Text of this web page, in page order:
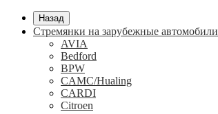
Назад
Стремянки на зарубежные автомобили
AVIA
Bedford
BPW
CAMC/Hualing
CARDI
Citroen